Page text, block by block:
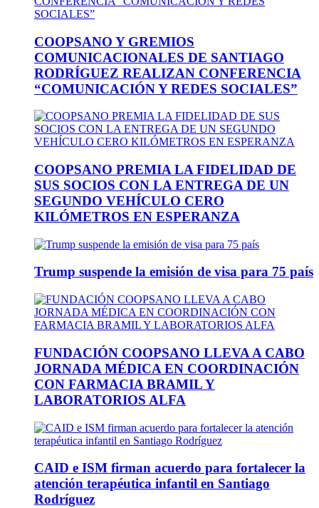
COOPSANO Y GREMIOS
COMUNICACIONALES DE SANTIAGO
RODRÍGUEZ REALIZAN CONFERENCIA
“COMUNICACIÓN Y REDES SOCIALES”
COOPSANO PREMIA LA FIDELIDAD DE
SUS SOCIOS CON LA ENTREGA DE UN
SEGUNDO VEHÍCULO CERO
KILÓMETROS EN ESPERANZA
Trump suspende la emisión de visa para 75 país
FUNDACIÓN COOPSANO LLEVA A CABO
JORNADA MÉDICA EN COORDINACIÓN
CON FARMACIA BRAMIL Y
LABORATORIOS ALFA
CAID e ISM firman acuerdo para fortalecer la
atención terapéutica infantil en Santiago
Rodríguez